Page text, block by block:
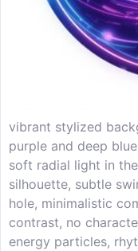
vibrant stylized
purple and deep
soft radial light in
silhouette, subtle
hole, minimalistic
contrast, no
energy particles,